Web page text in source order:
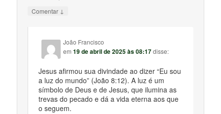
Comentar ↓
João Francisco
em19 de abril de 2025 às 08:17disse:
Jesus afirmou sua divindade ao dizer “Eu sou
a luz do mundo” (João 8:12). A luz é um
símbolo de Deus e de Jesus, que ilumina as
trevas do pecado e dá a vida eterna aos que
o seguem.